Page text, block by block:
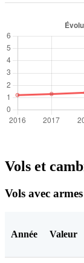
Vols et
Vols avec armes
Année Valeur